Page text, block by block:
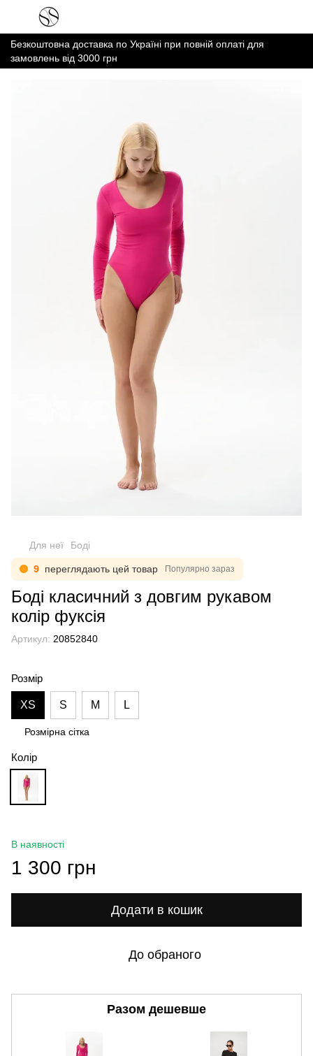
Безкоштовна доставка по Україні при повній оплаті для
замовлень від 3000 грн
Для неї Боді
9 переглядають цей товар Популярно зараз
Боді класичний з довгим рукавом
колір фуксія
Артикул: 20852840
Розмір
XS S M L
Розмірна сітка
Колір
В наявності
1 300 грн
Додати в кошик
До обраного
Разом дешевше